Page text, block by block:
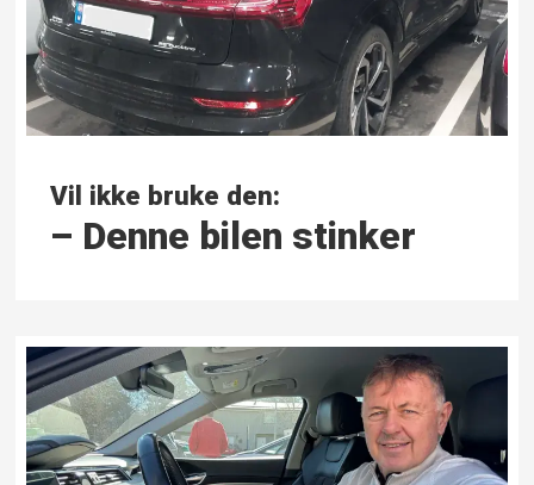
Vil ikke bruke den:
– Denne bilen stinker